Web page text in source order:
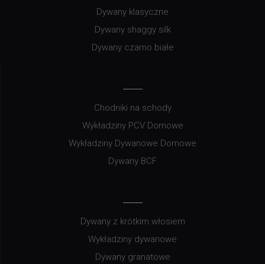
Dywany klasyczne
Dywany shaggy silk
Dywany czarno białe
Chodniki na schody
Wykładziny PCV Domowe
Wykładziny Dywanowe Domowe
Dywany BCF
Dywany z krótkim włosiem
Wykładziny dywanowe
Dywany granatowe